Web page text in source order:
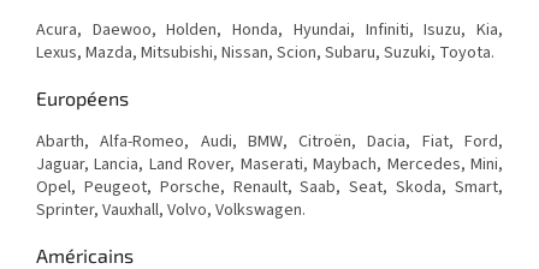
Acura, Daewoo, Holden, Honda, Hyundai, Infiniti, Isuzu, Kia,
Lexus, Mazda, Mitsubishi, Nissan, Scion, Subaru, Suzuki, Toyota.
Européens
Abarth, Alfa-Romeo, Audi, BMW, Citroën, Dacia, Fiat, Ford,
Jaguar, Lancia, Land Rover, Maserati, Maybach, Mercedes, Mini,
Opel, Peugeot, Porsche, Renault, Saab, Seat, Skoda, Smart,
Sprinter, Vauxhall, Volvo, Volkswagen.
Américains